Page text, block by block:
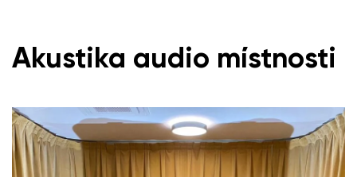
Akustika audio místnosti